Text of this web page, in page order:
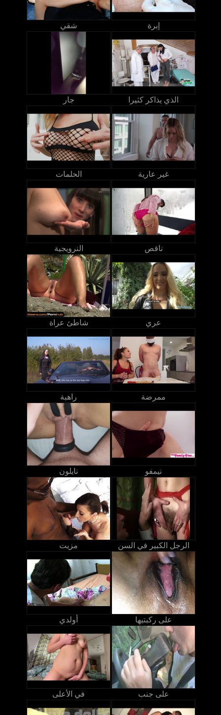
شقي إبرة
جار الذي يذاكر كثيرا
الحلمات غير عارية
النرويجية ناقص
شاطئ عراة عري
راهبة ممرضة
نايلون نيمفو
مزيت الرجل الكبير في السن
أولدي على ركبتيها
في الأعلى على جنب